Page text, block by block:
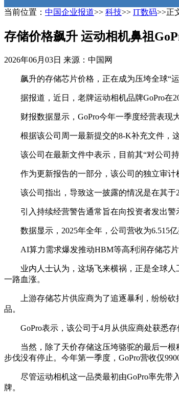
当前位置： 中国企业报道>> 科技>> IT数码>>正
存储价格飙升 运动相机鼻祖
2026年06月03日 来源：中国网
飙升的存储芯片价格，正在成为压垮全球“
据报道，近日，老牌运动相机品牌GoPro在
财报数据显示，GoPro今年一季度经营表现
根据该公司周一最新提交的8-K补充文件，
该公司在最新文件中表示，目前其“对公司
作为更新报告的一部分，该公司的独立审
该公司指出，导致这一披露的情况是在其于
引入持续经营警告通常旨在向投资者发出
数据显示，2025年全年，公司营收为6.515
AI算力需求爆发推动HBM等高利润存储芯
业内人士认为，这场飞来横祸，正是全球
一路血涨。
上游存储芯片供应商为了追逐暴利，纷纷
品。
GoPro表示，该公司于4月从供应商处获悉
当然，除了天价存储这压垮骆驼的最后一
步伐没有停止。今年第一季度，GoPro营收仅
尽管运动相机这一品类最初由GoPro率先
牌。